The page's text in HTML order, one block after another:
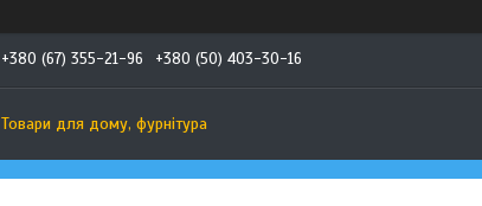
+380 (67) 355-21-96 +380 (50) 403-30-16
Товари для дому, фурнітура